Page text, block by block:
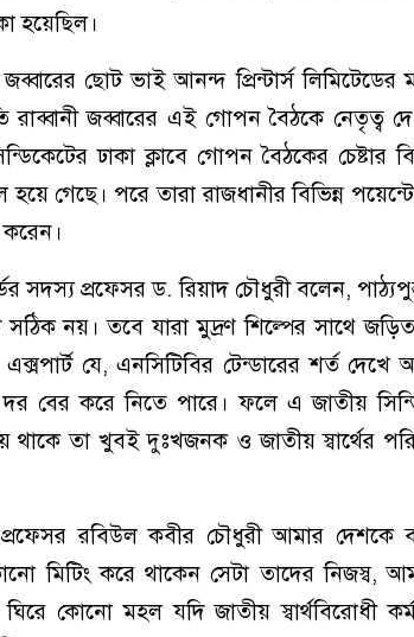
হয়েছিল।
ছোট ভাই আনন্দ প্রিন্টার্স লিমিটেডের
রাব্বানী জব্বারের এই গোপন বৈঠকে নেতৃত্ব
ঢাকা ক্লাবে গোপন বৈঠকের চেষ্টার
গেছে। পরে তারা রাজধানীর বিভিন্ন
সদস্য প্রফেসর ড. রিয়াদ চৌধুরী বলেন,
সঠিক নয়। তবে যারা মুদ্রণ শিল্পের সাথে
যে, এনসিটিবির টেন্ডারের শর্ত দেখে
দর বের করে নিতে পারে। ফলে এ জাতীয়
তা খুবই দুঃখজনক ও জাতীয় স্বার্থের
প্রফেসর রবিউল কবীর চৌধুরী আমার দেশকে
মিটিং করে থাকেন সেটা তাদের নিজস্ব,
কোনো মহল যদি জাতীয় স্বার্থবিরোধী